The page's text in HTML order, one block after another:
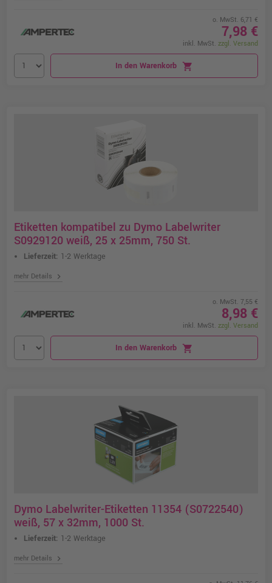
o. MwSt. 6,71 €
7,98 €
inkl. MwSt. zzgl. Versand
In den Warenkorb shopping_cart
Etiketten kompatibel zu Dymo Labelwriter
S0929120 weiß, 25 x 25mm, 750 St.
Lieferzeit: 1-2 Werktage
mehr Details chevron_right
o. MwSt. 7,55 €
8,98 €
inkl. MwSt. zzgl. Versand
In den Warenkorb shopping_cart
Dymo Labelwriter-Etiketten 11354 (S0722540)
weiß, 57 x 32mm, 1000 St.
Lieferzeit: 1-2 Werktage
mehr Details chevron_right